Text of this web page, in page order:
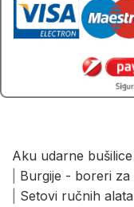
Aku udarne
Burgije - boreri za
Setovi ručnih alata